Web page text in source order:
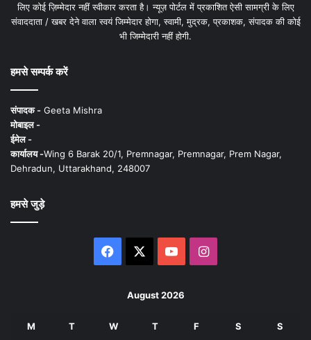
लिए कोई ज़िम्मेदार नहीं स्वीकार करता है। न्यूज़ पोर्टल में प्रकाशित ऐसी सामग्री के लिए
संवाददाता / खबर देने वाला स्वयं जिम्मेदार होगा, स्वामी, मुद्रक, प्रकाशक, संपादक की कोई
भी जिम्मेदारी नहीं होगी.
हमसे सम्पर्क करें
संपादक - Geeta Mishra
मोबाइल -
ईमेल -
कार्यालय -Wing 6 Barak 20/1, Premnagar, Premnagar, Prem Nagar,
Dehradun, Uttarakhand, 248007
हमसे जुड़े
Facebook YouTubeInstagram
August 2026
M T W T F S S